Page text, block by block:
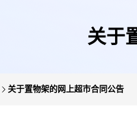
关于
关于置物架的网上超市合同公告